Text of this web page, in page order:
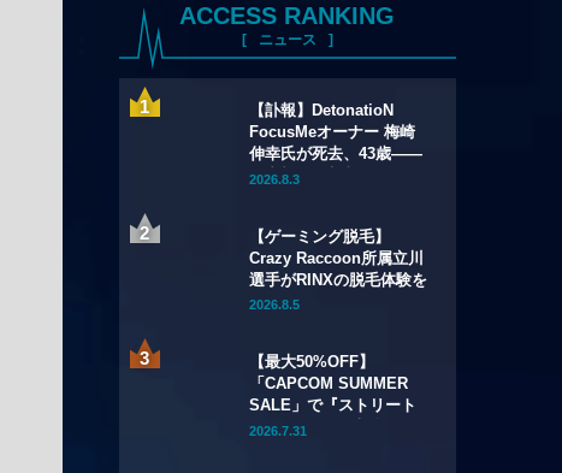
ACCESS RANKING
ニュース
【訃報】DetonatioN
FocusMeオーナー 梅崎
伸幸氏が死去、43歳——
国内初の給与制eスポーツ
2026.8.3
【ゲーミング脱毛】
Crazy Raccoon所属立川
選手がRINXの脱毛体験を
語る——インタビュー記
2026.8.5
【最大50%OFF】
「CAPCOM SUMMER
SALE」で『ストリート
ファイター6』本編が
2026.7.31